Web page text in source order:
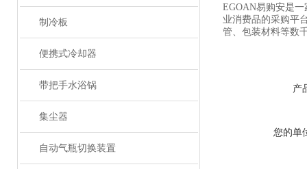
制冷板
便携式冷却器
带把手水浴锅
集尘器
自动气瓶切换装置
EGOAN易购安是
业消费品的采购平
管、包装材料等
产
您的单